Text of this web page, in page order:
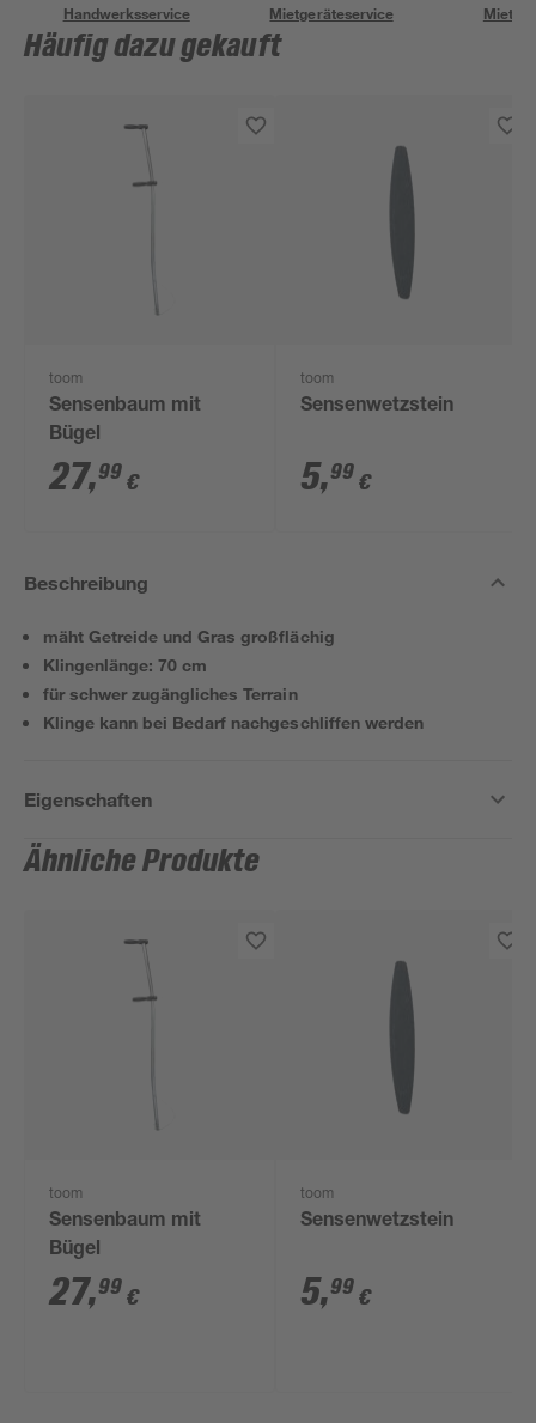
Handwerksservice Mietgeräteservice
Häufig dazu gekauft
toom
Sensenbaum mit
Bügel
27,99 €
toom
Sensenwetzstein
5,99 €
Beschreibung
mäht Getreide und Gras großflächig
Klingenlänge: 70 cm
für schwer zugängliches Terrain
Klinge kann bei Bedarf nachgeschliffen werden
Eigenschaften
Ähnliche Produkte
toom
Sensenbaum mit
Bügel
27,99 €
toom
Sensenwetzstein
5,99 €